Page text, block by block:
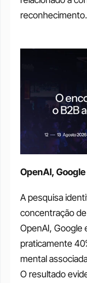
reconhecimento.
OpenAI,
A pesquisa
concentração
OpenAI, Google
praticamente
mental
O resultado